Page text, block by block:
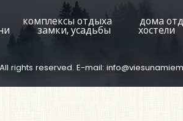
комплексы отдыха дома
замки, усадьбы хостели
rights reserved. E-mail: